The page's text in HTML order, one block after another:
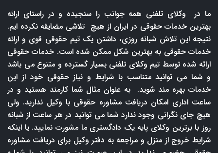
ما در وکلای تلفنی همه جوانب را سنجیده و در راستای ارائه
بهترین خدمات حقوقی در ایران از هیچ تلاشی مضایقه نکرده ایم.
نتیجه این تلاش شبانه روزی، داشتن یک تیم حقوقی قوی و ارائه
خدمات حقوقی به بهترین شکل ممکن شده است. خدمات حقوقی
ارائه شده توسط تیم وکلای تلفنی بسیار گسترده و متنوع می باشد
و شما می توانید متناسب با شرایط و نیاز حقوقی خود از این
خدمات بهره مند شوید. به عنوان مثال شما کارمند هستید و در
ساعت اداری امکان دریافت مشاوره حقوقی با وکیل ندارید. ولی
هیچ جای نگرانی وجود ندارد شما می توانید در هر ساعت از شبانه
روز با برترین وکلای پایه یک دادگستری ما مشورت نمایید. یا اینکه
شرایط خروج از منزل و مراجعه به دفتر وکیل برای دریافت مشاوره